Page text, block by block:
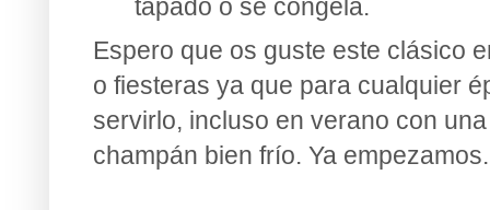
tapado o se congela.
Espero que os guste este clásico
o fiesteras ya que para cualquier
servirlo, incluso en verano con
champán bien frío. Ya